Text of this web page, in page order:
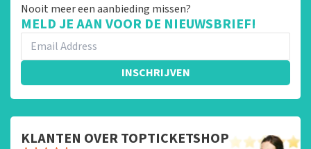
Nooit meer een aanbieding missen?
MELD JE AAN VOOR DE NIEUWSBRIEF!
INSCHRIJVEN
KLANTEN OVER TOPTICKETSHOP